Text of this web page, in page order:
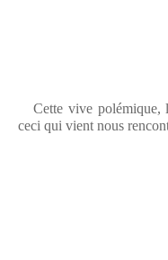
Cette vive polémique,
ceci qui vient nous